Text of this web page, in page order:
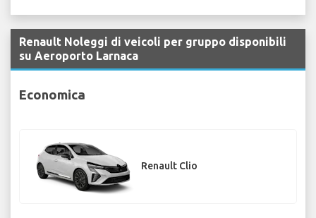
Renault Noleggi di veicoli per gruppo disponibili
su Aeroporto Larnaca
Economica
Renault Clio